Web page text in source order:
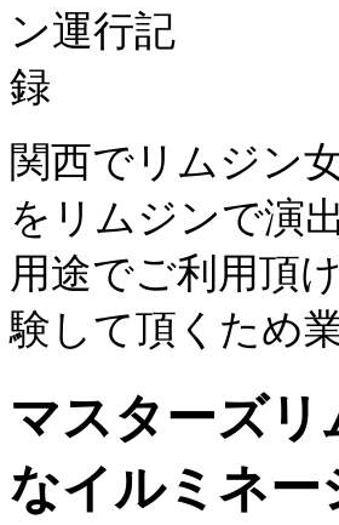
関西でリムジン
をリムジンで演
用途でご利用頂
験して頂くため
マスターズ
なイルミネー